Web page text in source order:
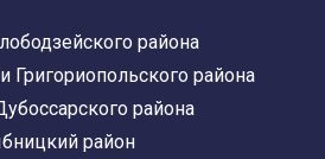
района
Григориопольского района
района
район